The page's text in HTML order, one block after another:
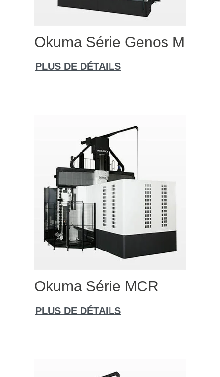
Okuma Série Genos M
PLUS DE DÉTAILS
Okuma Série MCR
PLUS DE DÉTAILS